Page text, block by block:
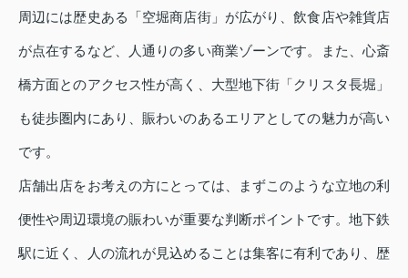
周辺には歴史ある「空堀商店街」が広がり、飲食店や雑貨店
が点在するなど、人通りの多い商業ゾーンです。また、心斎
橋方面とのアクセス性が高く、大型地下街「クリスタ長堀」
も徒歩圏内にあり、賑わいのあるエリアとしての魅力が高い
です。
店舗出店をお考えの方にとっては、まずこのような立地の利
便性や周辺環境の賑わいが重要な判断ポイントです。地下鉄
駅に近く、人の流れが見込めることは集客に有利であり、歴